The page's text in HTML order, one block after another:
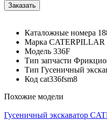
Каталожные номера
Марка CATERPILLAR
Модель 336F
Тип запчасти
Тип Гусеничный
Код cat336fsm8
Похожие модели
Гусеничный экскаватор